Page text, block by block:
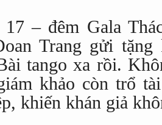
– đêm Gala
Trang gửi tặng
tango xa rồi.
khảo còn trổ
khiến khán giả